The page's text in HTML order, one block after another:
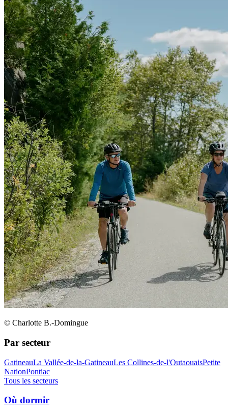
© Charlotte B.-Domingue
Par secteur
GatineauLa Vallée-de-la-GatineauLes Collines-de-l'OutaouaisPetite
NationPontiac
Tous les secteurs
Où dormir